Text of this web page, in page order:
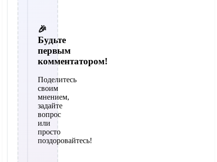
🎉
Будьте
первым
комментатором!
Поделитесь
своим
мнением,
задайте
вопрос
или
просто
поздоровайтесь!